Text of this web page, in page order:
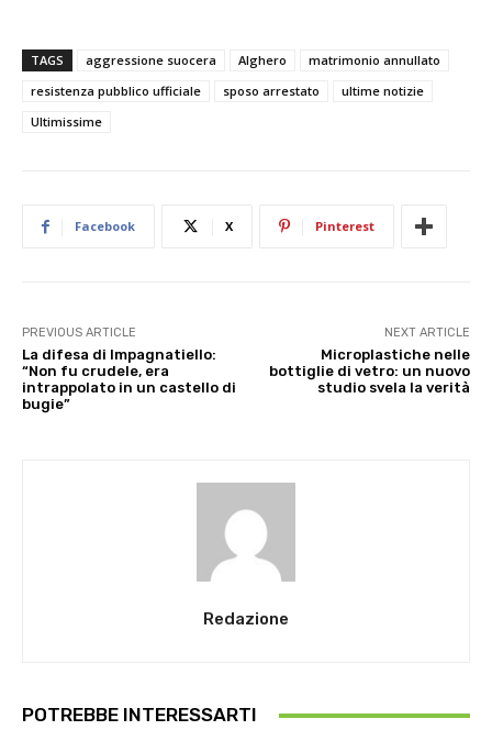
TAGS aggressione suocera Alghero
matrimonio annullato
resistenza pubblico ufficiale
sposo arrestato
ultime notizie
Ultimissime
Facebook X Pinterest
PREVIOUS ARTICLE
La difesa di Impagnatiello:
“Non fu crudele, era
intrappolato in un castello di
bugie”
NEXT ARTICLE
Microplastiche nelle
bottiglie di vetro: un nuovo
studio svela la verità
Redazione
POTREBBE INTERESSARTI